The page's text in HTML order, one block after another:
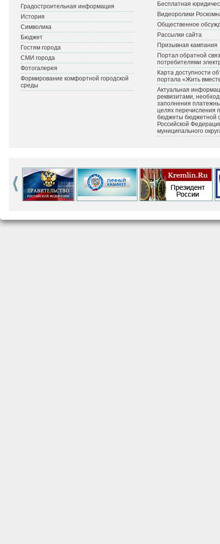
Градостроительная информация
История
Символика
Бюджет
Гостям города
СМИ города
Фотогалерея
Формирование комфортной городской
среды
Бесплатная
Видеоролики
Общественное
Рассылки сайта
Призывная кампания
Портал обратной
потребителями
Карта доступности
портала «Жить
Актуальная
реквизитами,
заполнения
целях перечисления
бюджеты бюджетной
Российской
муниципального